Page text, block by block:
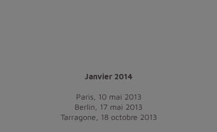
Janvier 2014
Paris, 10 mai 2013
Berlin, 17 mai 2013
Tarragone, 18 octobre 2013